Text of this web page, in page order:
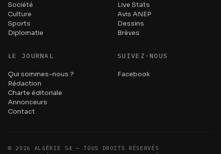
Société
Culture
Sports
Diplomatie
Live Stats
Avis ANEP
Dessins
Brèves
LE JOURNAL
Qui sommes-nous ?
Rédaction
Charte éditoriale
Annonceurs
Contact
SUIVEZ-NOUS
Facebook
© 2026
ALGÉRIE 54 — TOUS DROITS RÉSERVÉS